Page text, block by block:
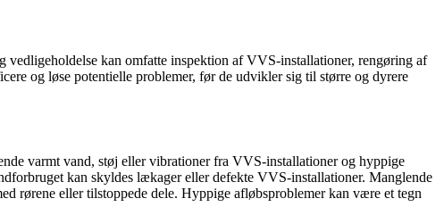
kan omfatte inspektion af VVS-installationer, rengøring af
og løse potentielle problemer, før de udvikler sig til større og dyrere
varmt vand, støj eller vibrationer fra VVS-installationer og hyppige
kan skyldes lækager eller defekte VVS-installationer. Manglende
rørene eller tilstoppede dele. Hyppige afløbsproblemer kan være et tegn